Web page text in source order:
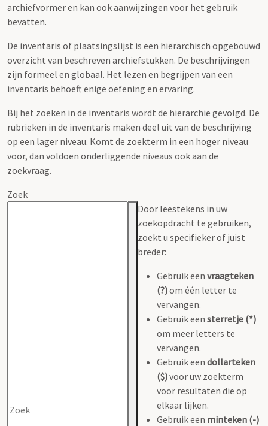
archiefvormer en kan ook aanwijzingen voor het gebruik
bevatten.
De inventaris of plaatsingslijst is een hiërarchisch opgebouwd
overzicht van beschreven archiefstukken. De beschrijvingen
zijn formeel en globaal. Het lezen en begrijpen van een
inventaris behoeft enige oefening en ervaring.
Bij het zoeken in de inventaris wordt de hiërarchie gevolgd. De
rubrieken in de inventaris maken deel uit van de beschrijving
op een lager niveau. Komt de zoekterm in een hoger niveau
voor, dan voldoen onderliggende niveaus ook aan de
zoekvraag.
Zoek
Door leestekens in uw
zoekopdracht te gebruiken,
zoekt u specifieker of juist
breder:
Gebruik een vraagteken
(?)om één letter te
vervangen.
Gebruik een sterretje (*)
om meer letters te
vervangen.
Gebruik een dollarteken
($)voor uw zoekterm
voor resultaten die op
elkaar lijken.
Gebruik een minteken (-)